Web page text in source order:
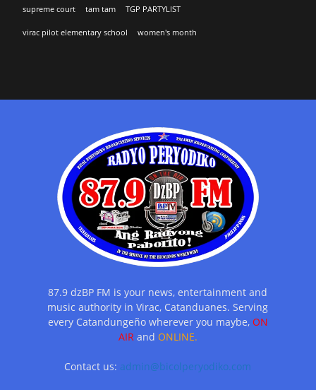
supreme court tam tam TGP PARTYLIST
virac pilot elementary school women's month
87.9 dzBP FM is your news, entertainment and
music authority in Virac, Catanduanes. Serving
every Catandungeño wherever you maybe, ON
AIRand ONLINE.
Contact us: admin@bicolperyodiko.com